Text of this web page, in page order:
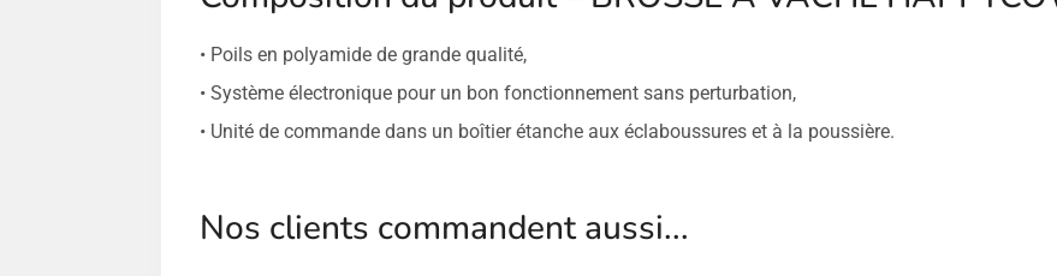
• Poils en polyamide de grande qualité,
• Système électronique pour un bon fonctionnement sans perturbation,
• Unité de commande dans un boîtier étanche aux éclaboussures et à la poussière.
Nos clients commandent aussi...